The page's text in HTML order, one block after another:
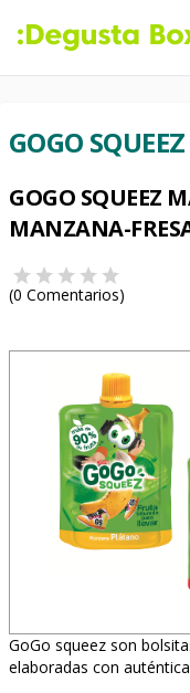
GOGO SQUEEZ
GOGO SQUEEZ
MANZANA-
(0 Comentarios)
GoGo squeez son
elaboradas con